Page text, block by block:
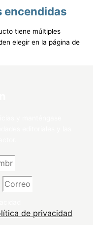
encendidas
tiene múltiples
elegir en la página de
de privacidad